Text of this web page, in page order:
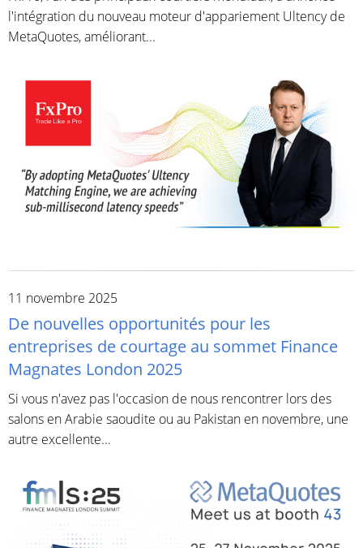
l'intégration du nouveau moteur d'appariement Ultency de
MetaQuotes, améliorant...
11 novembre 2025
De nouvelles opportunités pour les
entreprises de courtage au sommet Finance
Magnates London 2025
Si vous n'avez pas l'occasion de nous rencontrer lors des
salons en Arabie saoudite ou au Pakistan en novembre, une
autre excellente...